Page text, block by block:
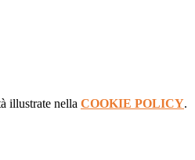
illustrate nella COOKIE POLICY.